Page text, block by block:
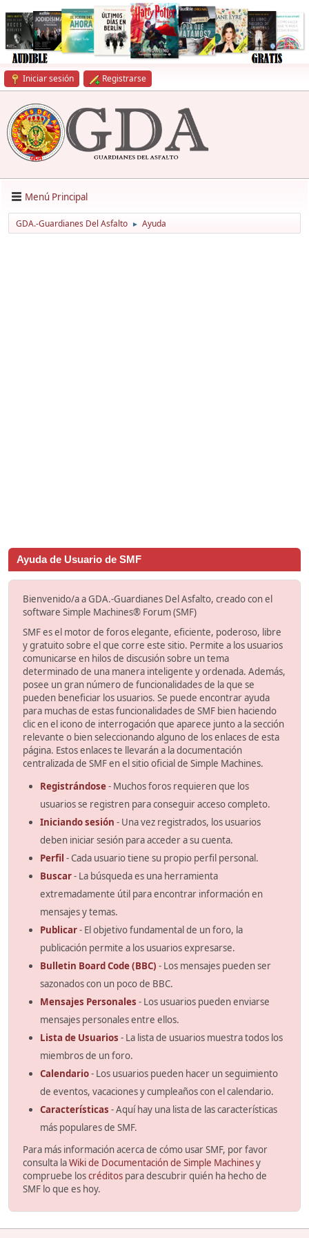
Iniciar sesión Registrarse
Menú Principal
GDA.-Guardianes Del Asfalto ► Ayuda
Ayuda de Usuario de SMF
Bienvenido/a a GDA.-Guardianes Del Asfalto, creado con el
software Simple Machines® Forum (SMF)
SMF es el motor de foros elegante, eficiente, poderoso, libre
y gratuito sobre el que corre este sitio. Permite a los usuarios
comunicarse en hilos de discusión sobre un tema
determinado de una manera inteligente y ordenada. Además,
posee un gran número de funcionalidades de la que se
pueden beneficiar los usuarios. Se puede encontrar ayuda
para muchas de estas funcionalidades de SMF bien haciendo
clic en el icono de interrogación que aparece junto a la sección
relevante o bien seleccionando alguno de los enlaces de esta
página. Estos enlaces te llevarán a la documentación
centralizada de SMF en el sitio oficial de Simple Machines.
Registrándose- Muchos foros requieren que los
usuarios se registren para conseguir acceso completo.
Iniciando sesión - Una vez registrados, los usuarios
deben iniciar sesión para acceder a su cuenta.
Perfil - Cada usuario tiene su propio perfil personal.
Buscar- La búsqueda es una herramienta
extremadamente útil para encontrar información en
mensajes y temas.
Publicar- El objetivo fundamental de un foro, la
publicación permite a los usuarios expresarse.
Bulletin Board Code (BBC) - Los mensajes pueden ser
sazonados con un poco de BBC.
Mensajes Personales - Los usuarios pueden enviarse
mensajes personales entre ellos.
Lista de Usuarios - La lista de usuarios muestra todos los
miembros de un foro.
Calendario- Los usuarios pueden hacer un seguimiento
de eventos, vacaciones y cumpleaños con el calendario.
Características - Aquí hay una lista de las características
más populares de SMF.
Para más información acerca de cómo usar SMF, por favor
consulta laWiki de Documentación de Simple Machinesy
compruebe loscréditos para descubrir quién ha hecho de
SMF lo que es hoy.